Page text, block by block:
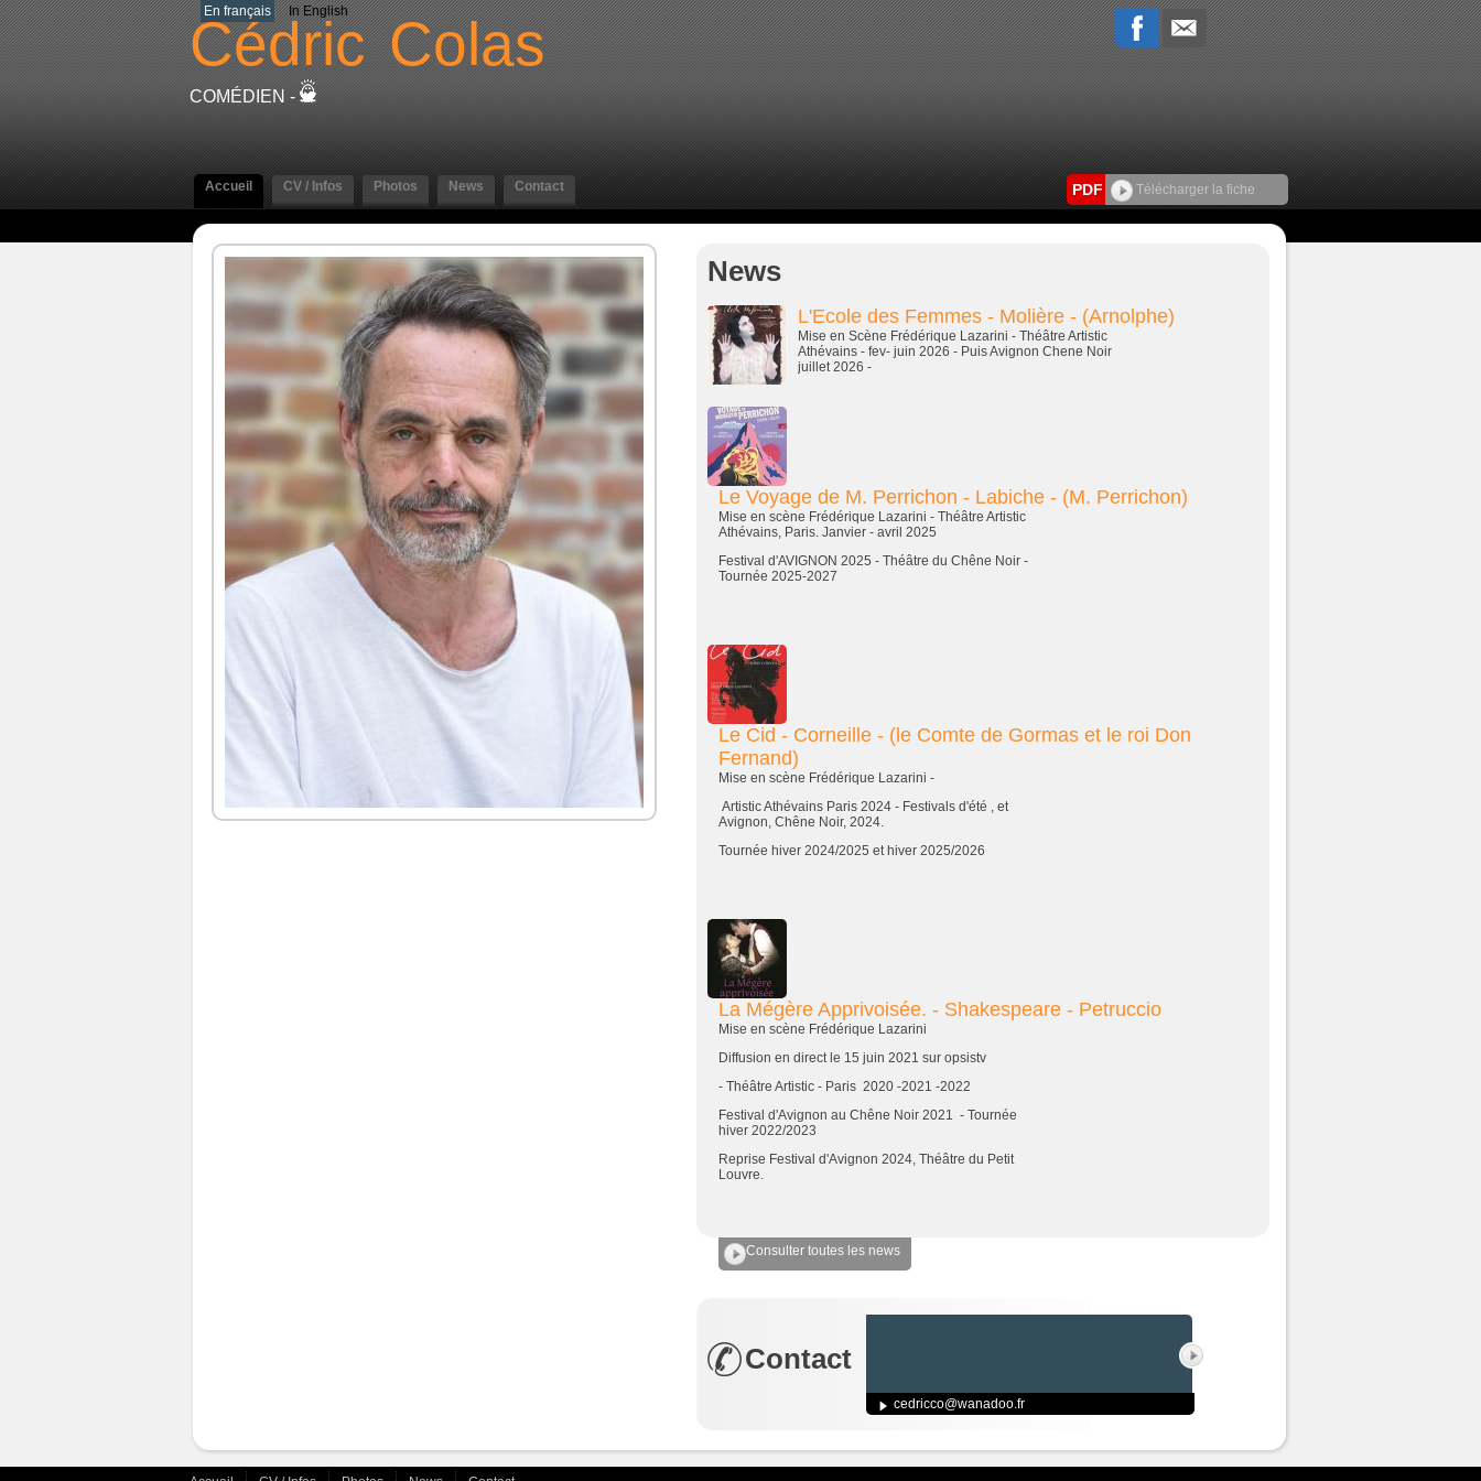
En français In English
Cédric Colas
COMÉDIEN -
Accueil CV / Infos Photos News Contact PDF Télécharger la fiche
News
L'Ecole des Femmes - Molière - (Arnolphe)
Mise en Scène Frédérique Lazarini - Théâtre Artistic
Athévains - fev- juin 2026 - Puis Avignon Chene Noir
juillet 2026 -
Le Voyage de M. Perrichon - Labiche - (M. Perrichon)
Mise en scène Frédérique Lazarini - Théâtre Artistic
Athévains, Paris. Janvier - avril 2025
Festival d'AVIGNON 2025 - Théâtre du Chêne Noir -
Tournée 2025-2027
Le Cid - Corneille - (le Comte de Gormas et le roi Don
Fernand)
Mise en scène Frédérique Lazarini -
Artistic Athévains Paris 2024 - Festivals d'été , et
Avignon, Chêne Noir, 2024.
Tournée hiver 2024/2025 et hiver 2025/2026
La Mégère Apprivoisée. - Shakespeare - Petruccio
Mise en scène Frédérique Lazarini
Diffusion en direct le 15 juin 2021 sur opsistv
- Théâtre Artistic - Paris 2020 -2021 -2022
Festival d'Avignon au Chêne Noir 2021 - Tournée
hiver 2022/2023
Reprise Festival d'Avignon 2024, Théâtre du Petit
Louvre.
Consulter toutes les news
Contact
cedricco@wanadoo.fr